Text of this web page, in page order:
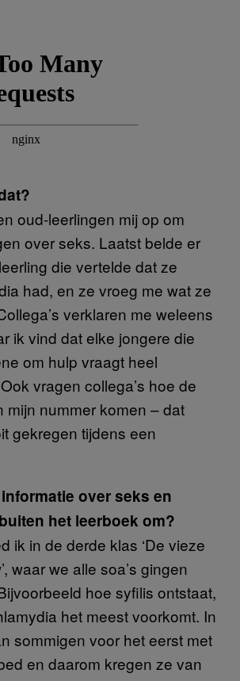
oud-leerlingen mij op om
over seks. Laatst belde er
die vertelde dat ze
had, en ze vroeg me wat ze
verklaren me weleens
ik vind dat elke jongere die
om hulp vraagt heel
vragen collega’s hoe de
mijn nummer komen – dat
gekregen tijdens een
over seks en
het leerboek om?
ik in de derde klas ‘De vieze
waar we alle soa’s gingen
hoe syfilis ontstaat,
het meest voorkomt. In
sommigen voor het eerst met
en daarom kregen ze van